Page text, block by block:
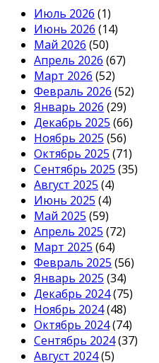
Июль 2026 (1)
Июнь 2026 (14)
Май 2026 (50)
Апрель 2026 (67)
Март 2026 (52)
Февраль 2026 (52)
Январь 2026 (29)
Декабрь 2025 (66)
Ноябрь 2025 (56)
Октябрь 2025 (71)
Сентябрь 2025 (35)
Август 2025 (4)
Июнь 2025 (4)
Май 2025 (59)
Апрель 2025 (72)
Март 2025 (64)
Февраль 2025 (56)
Январь 2025 (34)
Декабрь 2024(75)
Ноябрь 2024(48)
Октябрь 2024(74)
Сентябрь 2024(37)
Август 2024(5)